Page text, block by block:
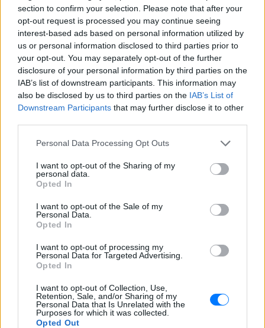
section to confirm your selection. Please note that after your
opt-out request is processed you may continue seeing
interest-based ads based on personal information utilized by
us or personal information disclosed to third parties prior to
your opt-out. You may separately opt-out of the further
disclosure of your personal information by third parties on the
IAB’s list of downstream participants. This information may
also be disclosed by us to third parties on the IAB’s List of
Downstream Participants that may further disclose it to other
Personal Data Processing Opt Outs
I want to opt-out of the Sharing of my
personal data.
Opted In
I want to opt-out of the Sale of my
Personal Data.
Opted In
I want to opt-out of processing my
Personal Data for Targeted Advertising.
Opted In
I want to opt-out of Collection, Use,
Retention, Sale, and/or Sharing of my
Personal Data that Is Unrelated with the
Purposes for which it was collected.
Opted Out
Ακολουθήστε το E-Radio.gr στο
Google News
Εσύ μπήκες στο E-Daily.gr; Τα νέα της ημέρας
και ότι σου κάνει κλικ!
Ακολουθήστε το E-Radio.gr και στο Instagram
ΔΙΑΦΗΜΙΣΗ